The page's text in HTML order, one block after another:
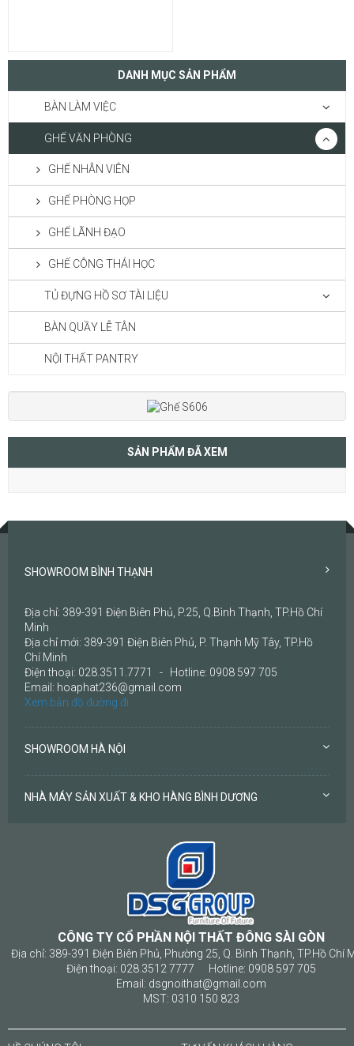
DANH MỤC SẢN PHẨM
BÀN LÀM VIỆC
GHẾ VĂN PHÒNG
GHẾ NHÂN VIÊN
GHẾ PHÒNG HỌP
GHẾ LÃNH ĐẠO
GHẾ CÔNG THÁI HỌC
TỦ ĐỰNG HỒ SƠ TÀI LIỆU
BÀN QUẦY LỄ TÂN
NỘI THẤT PANTRY
SẢN PHẨM ĐÃ XEM
SHOWROOM BÌNH THẠNH
Địa chỉ: 389-391 Điện Biên Phủ, P.25, Q.Bình Thạnh, TP.Hồ Chí
Minh
Địa chỉ mới: 389-391 Điện Biên Phủ, P. Thạnh Mỹ Tây, TP.Hồ
Chí Minh
Điện thoại: 028.3511.7771 - Hotline: 0908 597 705
Email: hoaphat236@gmail.com
Xem bản đồ đường đi
SHOWROOM HÀ NỘI
NHÀ MÁY SẢN XUẤT & KHO HÀNG BÌNH DƯƠNG
CÔNG TY CỔ PHẦN NỘI THẤT ĐÔNG SÀI GÒN
Địa chỉ: 389-391 Điện Biên Phủ, Phường 25, Q. Bình Thạnh, TP.Hồ Chí
Điện thoại: 028.3512 7777 Hotline: 0908 597 705
Email: dsgnoithat@gmail.com
MST: 0310 150 823